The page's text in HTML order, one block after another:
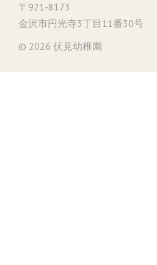
〒921-8173
金沢市円光寺3丁目11番30号
© 2026 伏見幼稚園